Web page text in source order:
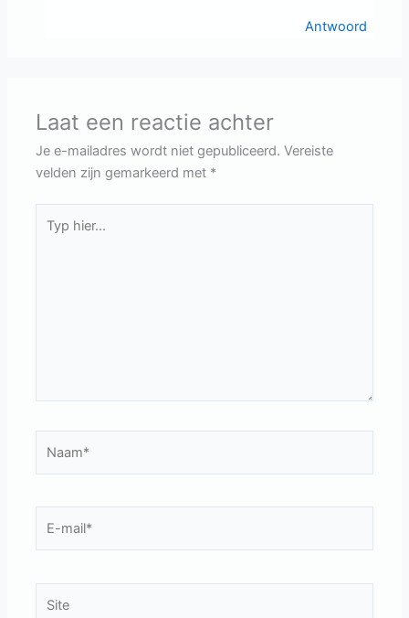
Antwoord
Laat een reactie achter
Je e-mailadres wordt niet gepubliceerd. Vereiste
velden zijn gemarkeerd met *
hier...